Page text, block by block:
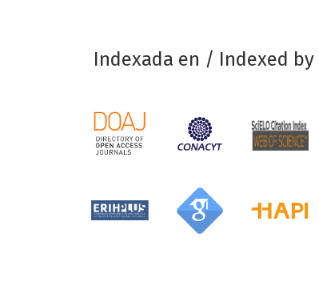
Indexada en / Indexed by